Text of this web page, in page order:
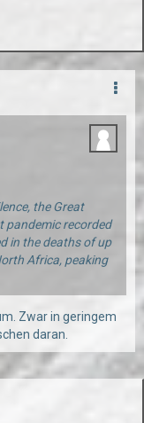
the Great
pandemic recorded
in the deaths of up
Africa, peaking
Zwar in geringem
daran.